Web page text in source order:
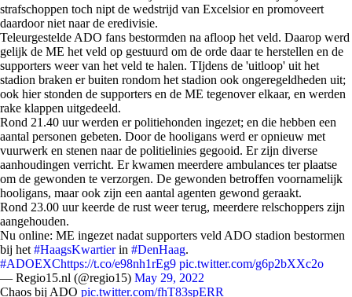
strafschoppen toch nipt de wedstrijd van Excelsior en promoveert
daardoor niet naar de eredivisie.
Teleurgestelde ADO fans bestormden na afloop het veld. Daarop werd
gelijk de ME het veld op gestuurd om de orde daar te herstellen en de
supporters weer van het veld te halen. TIjdens de 'uitloop' uit het
stadion braken er buiten rondom het stadion ook ongeregeldheden uit;
ook hier stonden de supporters en de ME tegenover elkaar, en werden
rake klappen uitgedeeld.
Rond 21.40 uur werden er politiehonden ingezet; en die hebben een
aantal personen gebeten. Door de hooligans werd er opnieuw met
vuurwerk en stenen naar de politielinies gegooid. Er zijn diverse
aanhoudingen verricht. Er kwamen meerdere ambulances ter plaatse
om de gewonden te verzorgen. De gewonden betroffen voornamelijk
hooligans, maar ook zijn een aantal agenten gewond geraakt.
Rond 23.00 uur keerde de rust weer terug, meerdere relschoppers zijn
aangehouden.
Nu online: ME ingezet nadat supporters veld ADO stadion bestormen
bij het #HaagsKwartierin #DenHaag.
#ADOEXChttps://t.co/e98nh1rEg9 pic.twitter.com/g6p2bXXc2o
— Regio15.nl (@regio15) May 29, 2022
Chaos bij ADO pic.twitter.com/fhT83spERR